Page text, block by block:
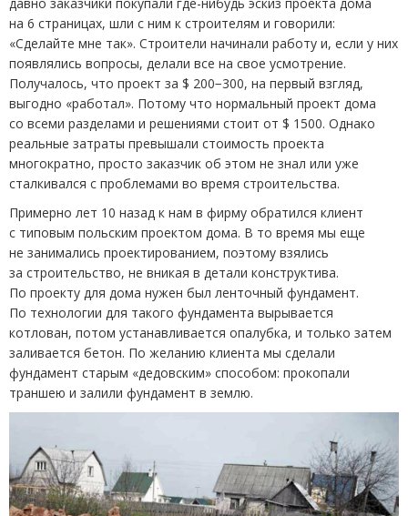
на 6 страницах, шли с ним к строителям и говорили:
«Сделайте мне так». Строители начинали работу и, если у них
появлялись вопросы, делали все на свое усмотрение.
Получалось, что проект за $ 200−300, на первый взгляд,
выгодно «работал». Потому что нормальный проект дома
со всеми разделами и решениями стоит от $ 1500. Однако
реальные затраты превышали стоимость проекта
многократно, просто заказчик об этом не знал или уже
сталкивался с проблемами во время строительства.
Примерно лет 10 назад к нам в фирму обратился клиент
с типовым польским проектом дома. В то время мы еще
не занимались проектированием, поэтому взялись
за строительство, не вникая в детали конструктива.
По проекту для дома нужен был ленточный фундамент.
По технологии для такого фундамента вырывается
котлован, потом устанавливается опалубка, и только затем
заливается бетон. По желанию клиента мы сделали
фундамент старым «дедовским» способом: прокопали
траншею и залили фундамент в землю.